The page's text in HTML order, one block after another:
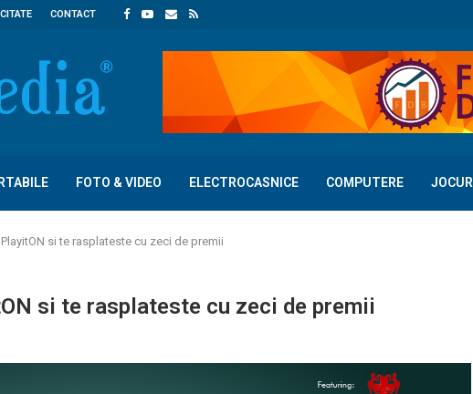
CONTACT
FOTO & VIDEO ELECTROCASNICE COMPUTERE JOCURI
si te rasplateste cu zeci de premii
si te rasplateste cu zeci de premii